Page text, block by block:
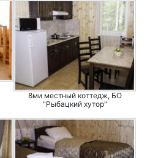
8ми местный коттедж, БО
"Рыбацкий хутор"